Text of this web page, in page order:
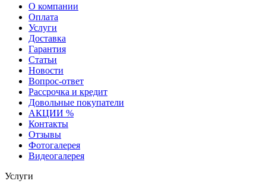
О компании
Оплата
Услуги
Доставка
Гарантия
Статьи
Новости
Вопрос-ответ
Рассрочка и кредит
Довольные покупатели
АКЦИИ %
Контакты
Отзывы
Фотогалерея
Видеогалерея
Услуги